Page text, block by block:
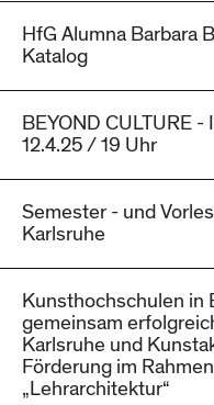
HfG Alumna Barbara
Katalog
BEYOND CULTURE
12.4.25 / 19 Uhr
Semester - und
Karlsruhe
Kunsthochschulen in
gemeinsam
Karlsruhe und
Förderung im
„Lehrarchitektur“